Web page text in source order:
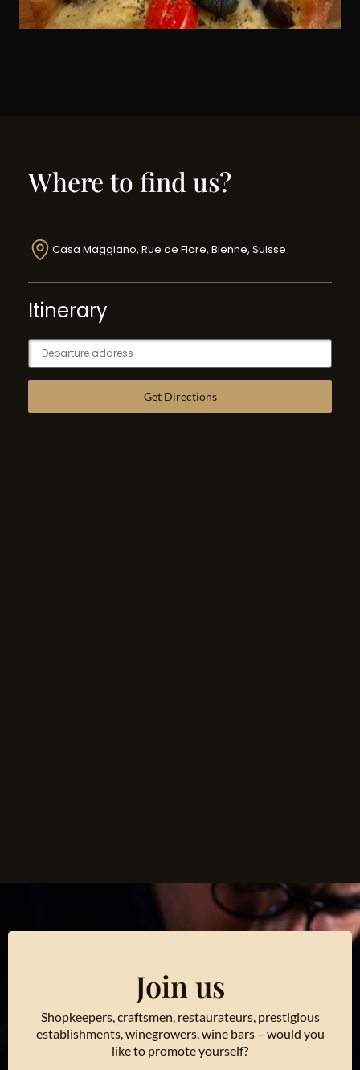
Where to find us?
Casa Maggiano, Rue de Flore, Bienne, Suisse
Itinerary
Join us
Shopkeepers, craftsmen, restaurateurs, prestigious
establishments, winegrowers, wine bars – would you
like to promote yourself?